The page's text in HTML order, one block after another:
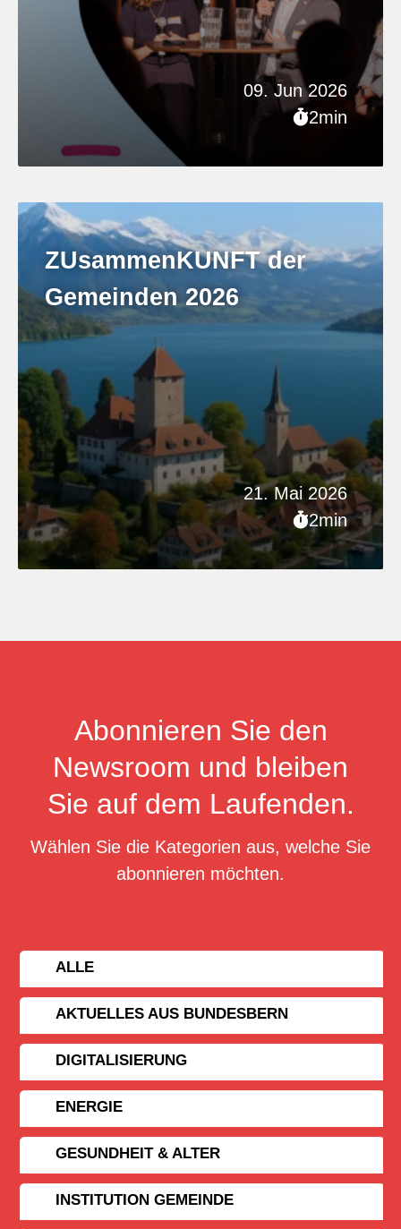
09. Jun 2026
2min
21. Mai 2026
2min
ZUsammenKUNFT der
Gemeinden 2026
Abonnieren Sie den
Newsroom und bleiben
Sie auf dem Laufenden.
Wählen Sie die Kategorien aus, welche Sie
abonnieren möchten.
ALLE
AKTUELLES AUS BUNDESBERN
DIGITALISIERUNG
ENERGIE
GESUNDHEIT & ALTER
INSTITUTION GEMEINDE